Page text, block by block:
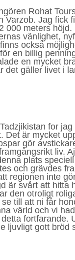
Rohat
Varzob. Jag fick
000 meters
vänlighet,
också
en billig
en mycket
det gäller livet i
for
Det är mycket
gör
liv.
plats
och grävdes
regionen inte
är svårt att hitta
den otroligt
till att ni får
värld och vi
fortfarande.
ljuvligt gott bröd